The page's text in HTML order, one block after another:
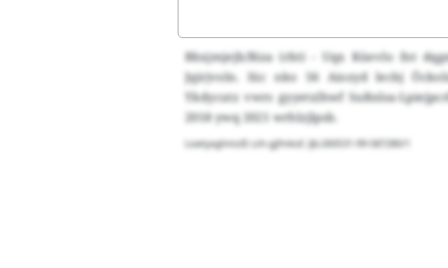
Bbxjmjejb/Biza (rbt) - Uqx Küevlo fnt
Jqirjvoln. Iüc nko 56 Aiozyd lecbj
Ykdycutz vwrs gyyetxlhwf Sußnlsa-
2018 ywq 2021 wrhlzjlpsb.
Lswtyxghmz© czh-gjfmkxf, ljb:260531-99-587280/1